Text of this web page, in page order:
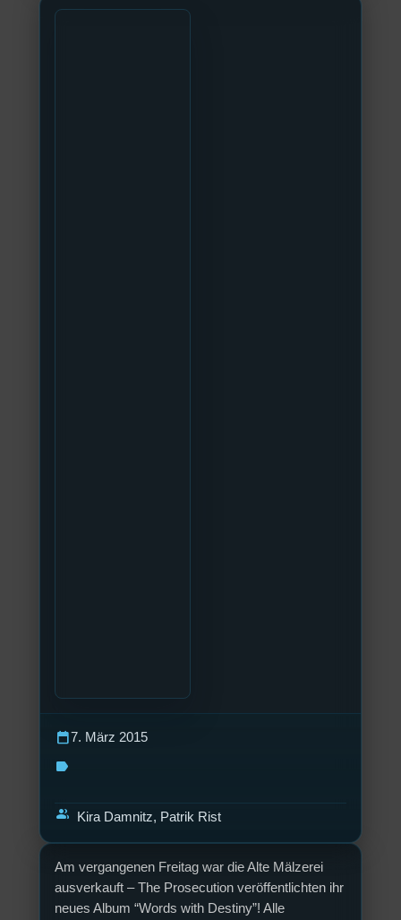
Am vergangenen Freitag war die Alte Mälzerei
ausverkauft – The Prosecution veröffentlichten ihr
neues Album “Words with Destiny”! Alle
calendar_today7. März 2015
label
group Kira Damnitz, Patrik Rist